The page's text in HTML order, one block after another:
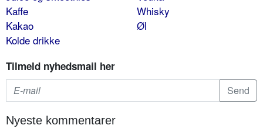
Kaffe
Kakao
Kolde drikke
Whisky
Øl
Tilmeld nyhedsmail her
Nyeste kommentarer